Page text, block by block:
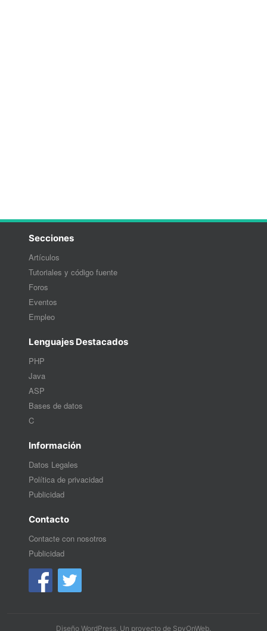
Secciones
Artículos
Tutoriales y código fuente
Foros
Eventos
Empleo
Lenguajes Destacados
PHP
Java
ASP
Bases de datos
C
Información
Datos Legales
Política de privacidad
Publicidad
Contacto
Contacte con nosotros
Publicidad
Diseño WordPress. Un proyecto de SpyOnWeb.